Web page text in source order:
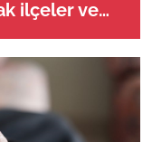
ilçeler ve